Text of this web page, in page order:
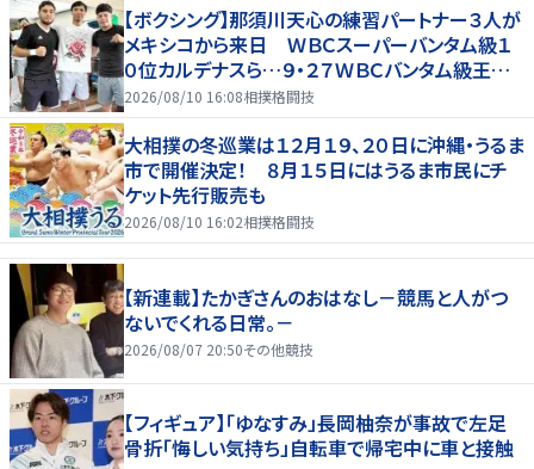
【ボクシング】那須川天心の練習パートナー３人が
メキシコから来日 ＷＢＣスーパーバンタム級１
０位カルデナスら…９・２７ＷＢＣバンタム級王者・
井上拓真と再戦
2026/08/10 16:08相撲格闘技
大相撲の冬巡業は１２月１９、２０日に沖縄・うるま
市で開催決定！ ８月１５日にはうるま市民にチ
ケット先行販売も
2026/08/10 16:02相撲格闘技
【新連載】たかぎさんのおはなし－競馬と人がつ
ないでくれる日常。－
2026/08/07 20:50その他競技
【フィギュア】「ゆなすみ」長岡柚奈が事故で左足
骨折「悔しい気持ち」自転車で帰宅中に車と接触